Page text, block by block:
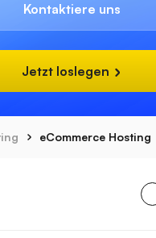
Kontaktiere uns
Jetzt loslegen
eCommerce Hosting